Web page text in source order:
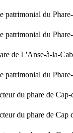
patrimonial du
patrimonial du
de L'Anse-à-la-
patrimonial du
du phare de Cap-
du phare de Cap